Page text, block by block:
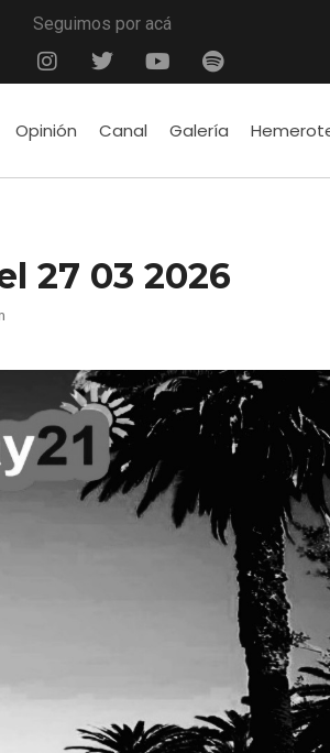
Seguimos por acá
Opinión Canal Galería
27 03 2026